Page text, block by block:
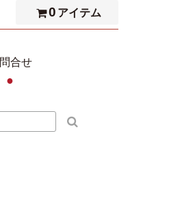
0 アイテム
合せ
●